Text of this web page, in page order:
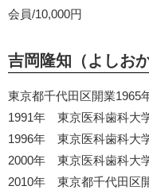
会員/10,000円
吉岡隆知（よしお
東京都千代田区開業
1991年 東京医科歯科大
1996年 東京医科歯科大
2000年 東京医科歯科大
2010年 東京都千代田区